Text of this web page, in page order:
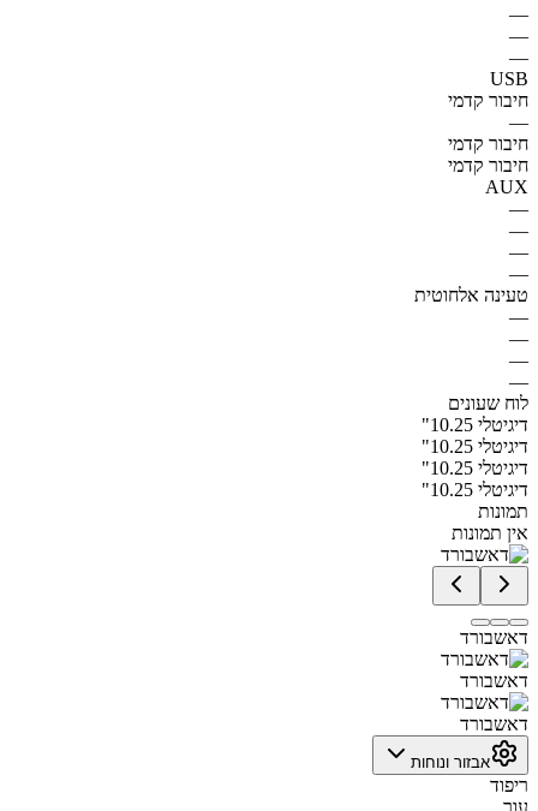
—
—
—
USB
חיבור קדמי
—
חיבור קדמי
חיבור קדמי
AUX
—
—
—
—
טעינה אלחוטית
—
—
—
—
לוח שעונים
דיגיטלי 10.25"
דיגיטלי 10.25"
דיגיטלי 10.25"
דיגיטלי 10.25"
תמונות
אין תמונות
דאשבורד
דאשבורד
דאשבורד
אבזור ונוחות
ריפוד
עור